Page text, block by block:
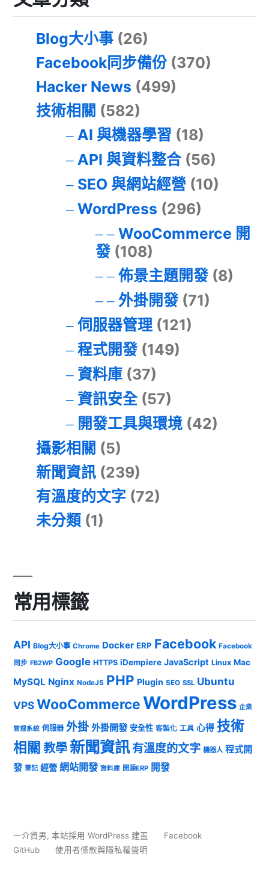
Blog大小事 (26)
Facebook同步備份 (370)
Hacker News (499)
技術相關 (582)
AI 與機器學習 (18)
API 與資料整合(56)
SEO 與網站經營 (10)
WordPress (296)
WooCommerce 開
發(108)
佈景主題開發(8)
外掛開發(71)
伺服器管理(121)
程式開發(149)
資料庫(37)
資訊安全(57)
開發工具與環境(42)
攝影相關 (5)
新聞資訊 (239)
有溫度的文字 (72)
未分類 (1)
常用標籤
API Blog大小事 Chrome Docker ERP Facebook Facebook
同步 FB2WP Google HTTPS iDempiere JavaScript Linux Mac
MySQL Nginx NodeJS PHP Plugin SEO SSL Ubuntu
VPSWooCommerceWordPress 企業
管理系統 伺服器 外掛 外掛開發 安全性 客製化 工具 心得 技術
相關 教學 新聞資訊有溫度的文字 機器人 程式開
發 筆記 經營 網站開發 資料庫 開源ERP 開發
一介資男, 本站採用 WordPress 建置
Facebook
GitHub
使用者條款與隱私權聲明